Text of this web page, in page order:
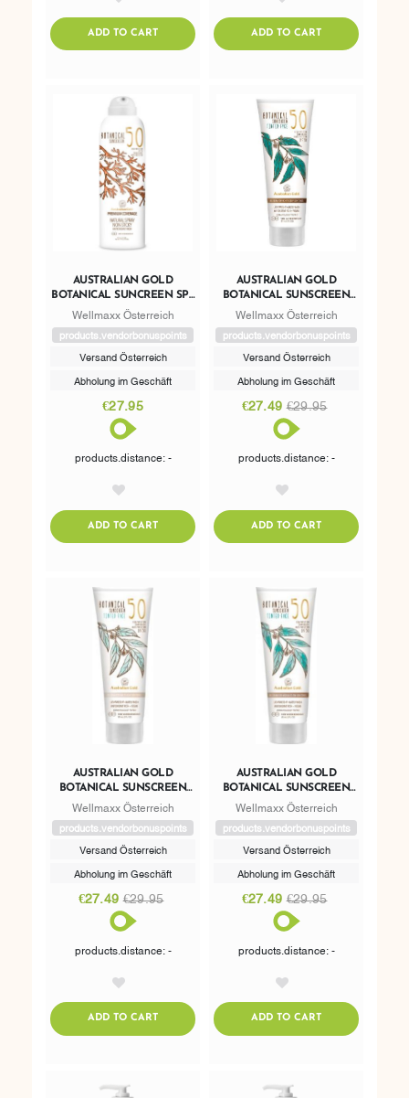
ADD TO CARTADDTOCART ADD TO CARTADDTOCART
AUSTRALIAN GOLD
BOTANICAL SUNCREEN SPF
50 NATURAL SPRAY
Wellmaxx Österreich
products.vendorbonuspoints
Versand Österreich
Abholung im Geschäft
€27.95
products.distance: -
ADD TO CARTADDTOCART
AUSTRALIAN GOLD
BOTANICAL SUNSCREEN
SPF 50 TINTED FACE DARK
SKIN TONES
Wellmaxx Österreich
products.vendorbonuspoints
Versand Österreich
Abholung im Geschäft
€27.49 €29.95
products.distance: -
ADD TO CARTADDTOCART
AUSTRALIAN GOLD
BOTANICAL SUNSCREEN
SPF 50 TINTED FACE LIGHT
Wellmaxx Österreich
products.vendorbonuspoints
Versand Österreich
Abholung im Geschäft
€27.49 €29.95
products.distance: -
ADD TO CARTADDTOCART
AUSTRALIAN GOLD
BOTANICAL SUNSCREEN
SPF 50 TINTED FACE
Wellmaxx Österreich
products.vendorbonuspoints
Versand Österreich
Abholung im Geschäft
€27.49 €29.95
products.distance: -
ADD TO CARTADDTOCART